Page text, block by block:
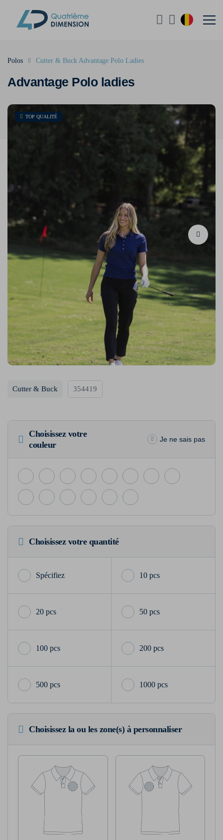
Advantage Polo ladies
Polos Cutter & Buck Advantage Polo Ladies
TOP QUALITÉ
Cutter & Buck 354419
Choisissez votre
couleur
Je ne sais pas
Choisissez votre quantité
10 pcs
20 pcs 50 pcs
100 pcs 200 pcs
500 pcs 1000 pcs
Choisissez la ou les zone(s) à personnaliser